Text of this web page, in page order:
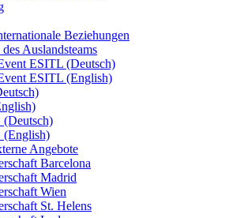
Beziehungen
Auslandsteams
ESITL (Deutsch)
ESITL (English)
Angebote
Barcelona
Madrid
Wien
St. Helens